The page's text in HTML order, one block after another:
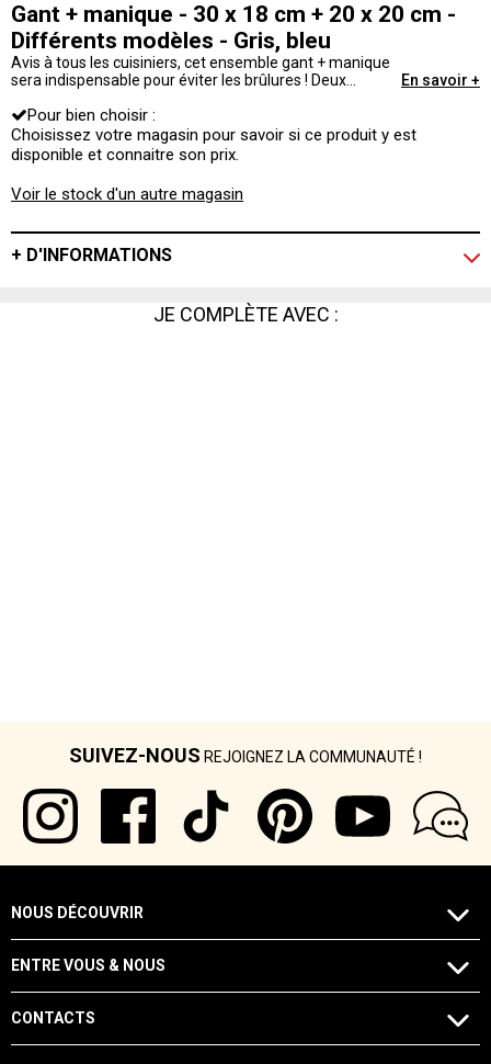
Gant + manique - 30 x 18 cm + 20 x 20 cm -
Différents modèles - Gris, bleu
Avis à tous les cuisiniers, cet ensemble gant + manique
sera indispensable pour éviter les brûlures ! Deux
du four en toute sécurité… et avec style !
En savoir +
Pour bien choisir :
Choisissez votre magasin pour savoir si ce produit y est
disponible et connaitre son prix.
Voir le stock d'un autre magasin
+ D'INFORMATIONS
JE COMPLÈTE AVEC :
SUIVEZ-NOUS REJOIGNEZ LA COMMUNAUTÉ !
NOUS DÉCOUVRIR
ENTRE VOUS & NOUS
CONTACTS